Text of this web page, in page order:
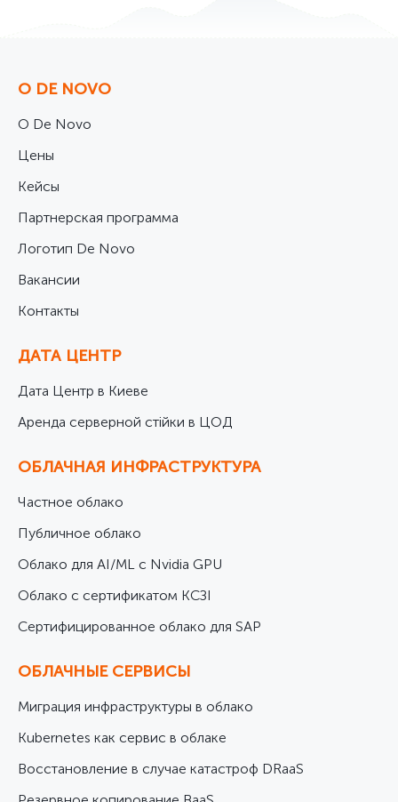
О DE NOVO
О De Novo
Цены
Кейсы
Партнерская программа
Логотип De Novo
Вакансии
Контакты
ДАТА ЦЕНТР
Дата Центр в Киеве
Аренда серверной стійки в ЦОД
ОБЛАЧНАЯ ИНФРАСТРУКТУРА
Частное облако
Публичное облако
Облако для AI/ML с Nvidia GPU
Облако с сертификатом КСЗІ
Cертифицированное облако для SAP
ОБЛАЧНЫЕ СЕРВИСЫ
Миграция инфраструктуры в облако
Kubernetes как сервис в облаке
Восстановление в случае катастроф DRaaS